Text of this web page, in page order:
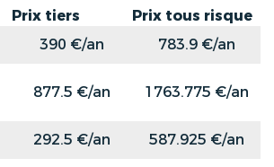
Prix tiers
Prix tous risque
390 €/an
783.9 €/an
877.5 €/an 1763.775 €/an
292.5 €/an 587.925 €/an